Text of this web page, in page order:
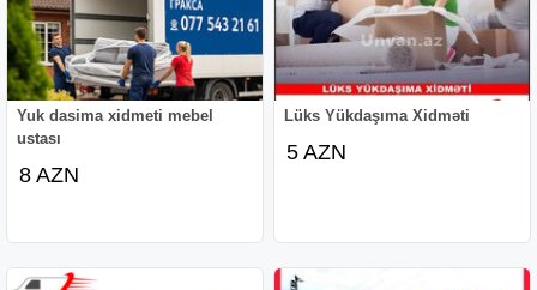
Yuk dasima xidmeti mebel
ustası
8 AZN
Lüks Yükdaşıma Xidməti
5 AZN